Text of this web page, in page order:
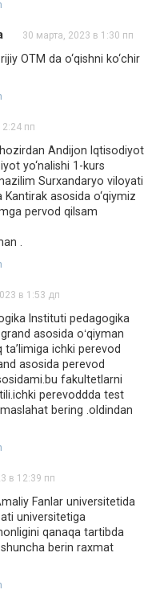
30 марта, 2023 в 1:30 пп
OTM da o‘qishni ko‘chir
пп
Andijon Iqtisodiyot
yo‘nalishi 1-kurs
Surxandaryo viloyati
asosida o‘qiymiz
pervod qilsam
.
в 1:53 дп
lnstituti pedagogika
asosida oʻqiyman
taʼlimiga ichki perevod
asosida perevod
fakultetlarni
perevoddda test
bering .oldindan
в 12:39 пп
Fanlar universitetida
universitetiga
qanaqa tartibda
berin raxmat